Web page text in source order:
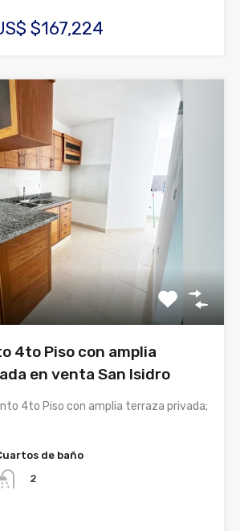
$167,224
4to Piso con amplia
en venta San Isidro
4to Piso con amplia terraza privada;
de baño
2